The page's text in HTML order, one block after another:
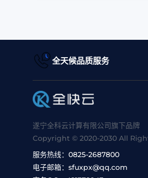
全天候品质服务
遂宁全科云计算有限公司旗下品牌
Copyright © 2020-2030 All
服务热线： 0825-2687800
电子邮箱： sfuxpx@qq.com